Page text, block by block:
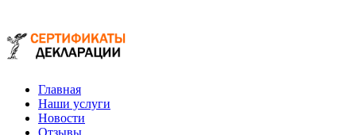
Главная
Наши услуги
Новости